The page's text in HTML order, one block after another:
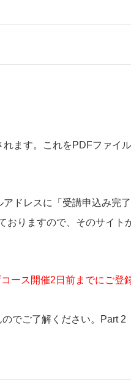
ます。これをPDFファイ
ドレスに「受講申込み完
りますので、そのサイト
ース開催2日前までにご登
でご了解ください。Part 2